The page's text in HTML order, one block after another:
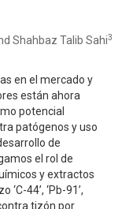
Shahbaz Talib Sahi3
en el mercado y
están ahora
potencial
patógenos y uso
de
el rol de
y extractos
44’, ‘Pb-91’,
tizón por